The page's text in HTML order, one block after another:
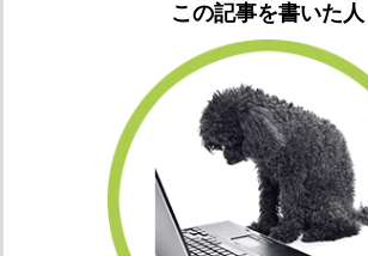
この記事を書いた人